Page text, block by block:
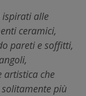
ispirati alle
ceramici,
pareti e soffitti,
artistica che
più